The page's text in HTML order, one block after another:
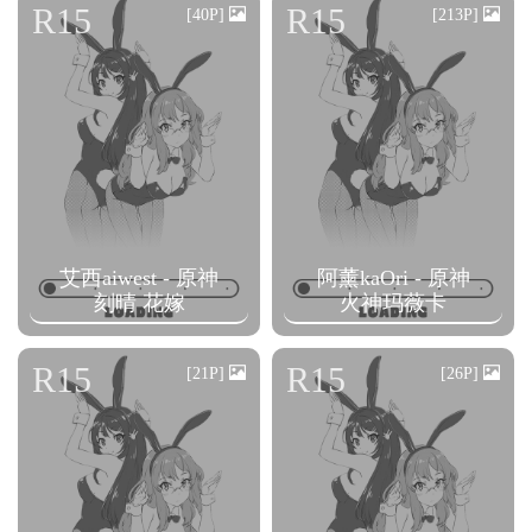
艾西aiwest - 原神
刻晴 花嫁
R15 [40P]
阿薰kaOri - 原神
火神玛薇卡
R15 [213P]
R15 [21P] R15 [26P]